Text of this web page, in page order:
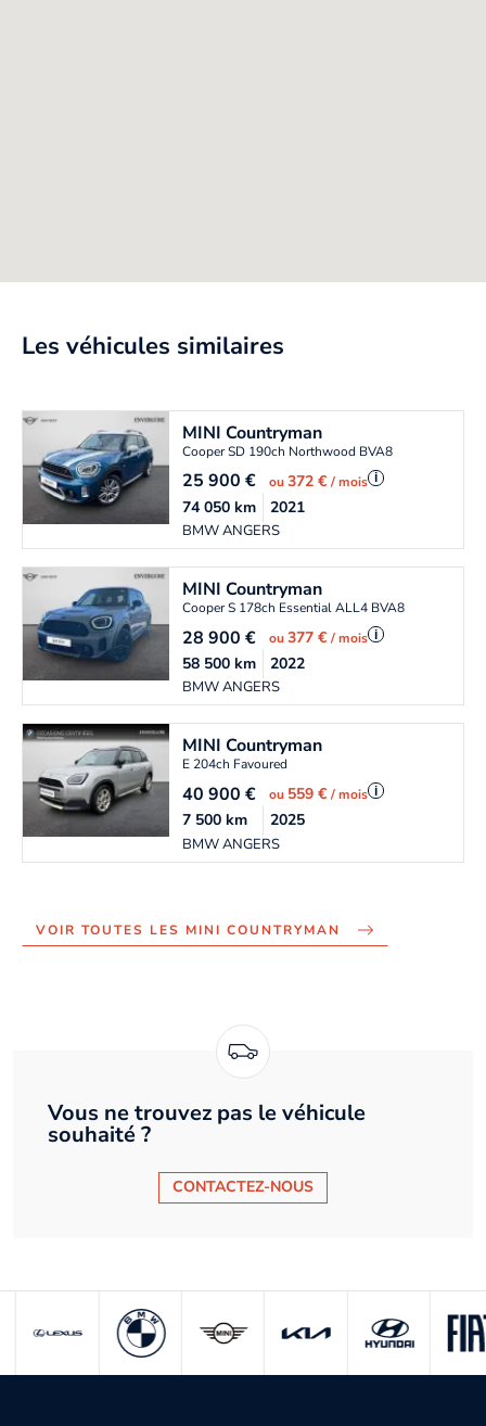
Les véhicules similaires
MINICountryman
Cooper SD 190ch Northwood BVA8
25 900€ ou372 €/ mois i
BMW ANGERS
74 050km 2021
MINICountryman
Cooper S 178ch Essential ALL4 BVA8
28 900€ ou377 €/ mois i
BMW ANGERS
58 500km 2022
MINICountryman
E 204ch Favoured
40 900€ ou 559 €/ mois i
BMW ANGERS
7 500km 2025
VOIR TOUTES LES MINI COUNTRYMAN
Vous ne trouvez pas le véhicule
souhaité ?
CONTACTEZ-NOUS